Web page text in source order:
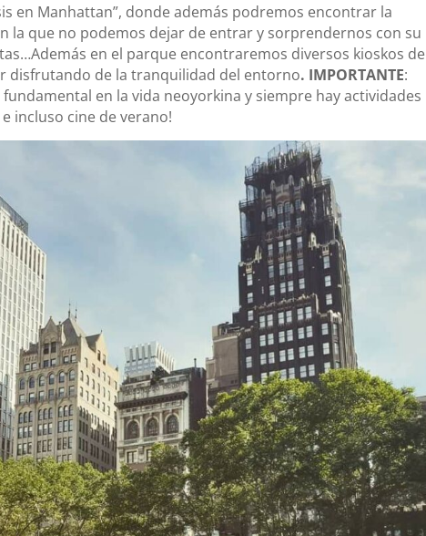
en Manhattan”, donde además podremos encontrar la
la que no podemos dejar de entrar y sorprendernos con su
en el parque encontraremos diversos kioskos de
disfrutando de la tranquilidad del entorno. IMPORTANTE:
en la vida neoyorkina y siempre hay actividades
incluso cine de verano!